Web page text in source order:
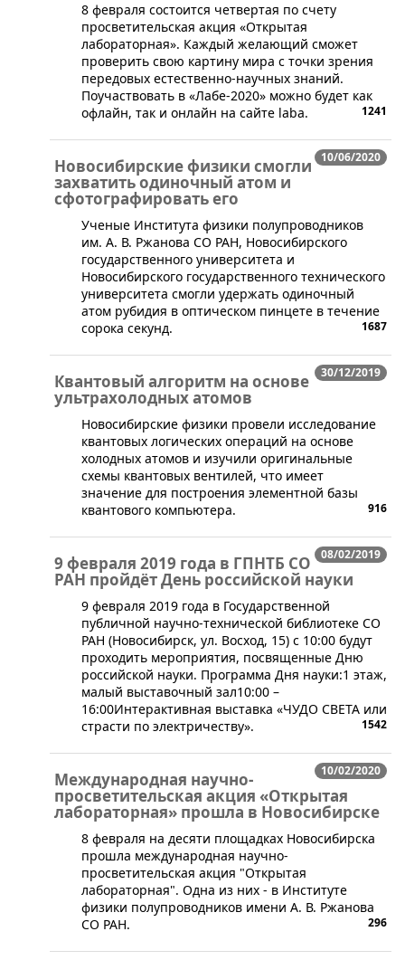
​8 февраля состоится четвертая по счету
просветительская акция «Открытая
лабораторная». Каждый желающий сможет
проверить свою картину мира с точки зрения
передовых естественно-научных знаний.
Поучаствовать в «Лабе-2020» можно будет как
офлайн, так и онлайн на сайте laba.
1241
10/06/2020
Новосибирские физики смогли
захватить одиночный атом и
сфотографировать его
​​Ученые Института физики полупроводников
им. А. В. Ржанова СО РАН, Новосибирского
государственного университета и
Новосибирского государственного технического
университета смогли удержать одиночный
атом рубидия в оптическом пинцете в течение
сорока секунд.
1687
30/12/2019
Квантовый алгоритм на основе
ультрахолодных атомов
​Новосибирские физики провели исследование
квантовых логических операций на основе
холодных атомов и изучили оригинальные
схемы квантовых вентилей, что имеет
значение для построения элементной базы
квантового компьютера.
916
08/02/2019
9 февраля 2019 года в ГПНТБ СО
РАН пройдёт День российской науки
​9 февраля 2019 года в Государственной
публичной научно-технической библиотеке СО
РАН (Новосибирск, ул. Восход, 15) с 10:00 будут
проходить мероприятия, посвященные Дню
российской науки. Программа Дня науки:1 этаж,
малый выставочный зал10:00 –
16:00Интерактивная выставка «ЧУДО СВЕТА или
страсти по электричеству».
1542
10/02/2020
Международная научно-
просветительская акция «Открытая
лабораторная» прошла в Новосибирске
​8 февраля на десяти площадках Новосибирска
прошла международная научно-
просветительская акция "Открытая
лабораторная". Одна из них - в Институте
физики полупроводников имени А. В. Ржанова
СО РАН.
296